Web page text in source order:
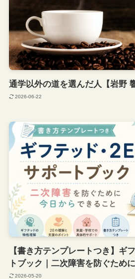
通学以外の道を選んだ人【岩野
2026-06-22
【書き方テンプレートつき】ギ
トブック｜二次障害を防ぐため
2026-05-20